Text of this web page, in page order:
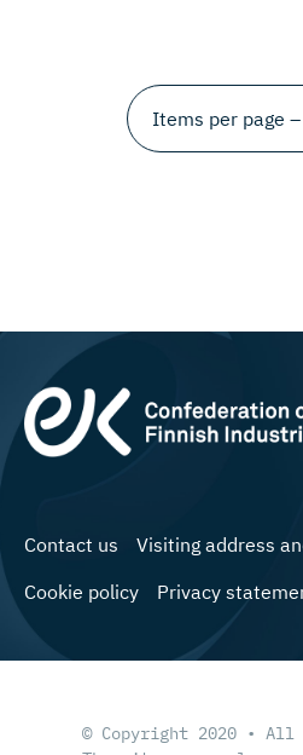
Contact us
Visiting address
Cookie policy
Privacy
© Copyright 2020 •